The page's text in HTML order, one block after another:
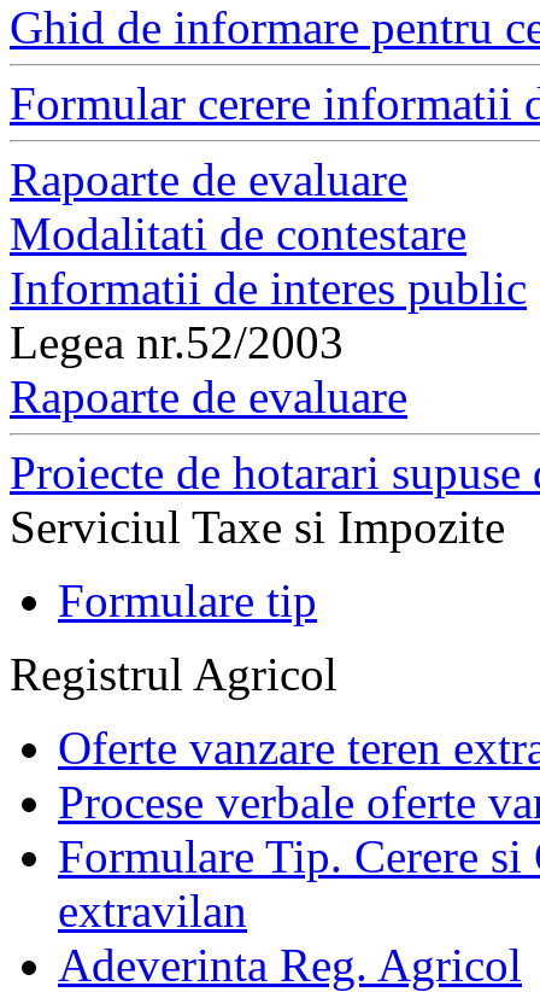
Ghid de informare pentru
Formular cerere informatii
Rapoarte de evaluare
Modalitati de contestare
Informatii de interes public
Legea nr.52/2003
Rapoarte de evaluare
Proiecte de hotarari
Serviciul Taxe si Impozite
Formulare tip
Registrul Agricol
Oferte vanzare teren
Procese verbale oferte
Formulare Tip. Cerere si
extravilan
Adeverinta Reg. Agricol